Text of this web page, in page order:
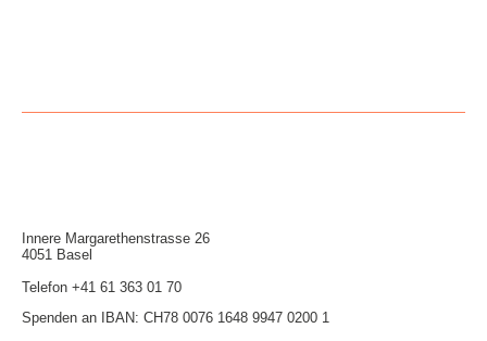
Innere Mar­garethen­strasse 26
4051 Basel
Telefon +41 61 363 01 70
Spenden an IBAN: CH78 0076 1648 9947 0200 1